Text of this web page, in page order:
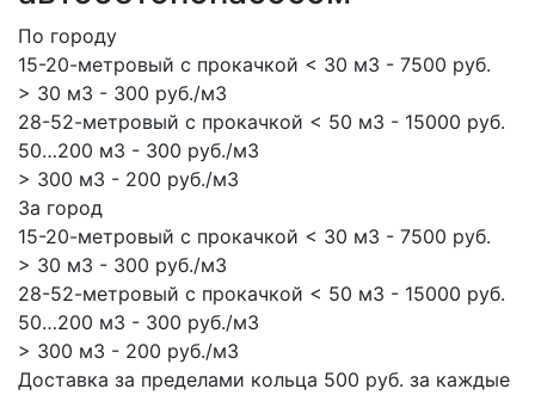
По городу
15-20-метровый с прокачкой < 30 м3 - 7500 руб.
> 30 м3 - 300 руб./м3
28-52-метровый с прокачкой < 50 м3 - 15000 руб.
50…200 м3 - 300 руб./м3
> 300 м3 - 200 руб./м3
За город
15-20-метровый с прокачкой < 30 м3 - 7500 руб.
> 30 м3 - 300 руб./м3
28-52-метровый с прокачкой < 50 м3 - 15000 руб.
50…200 м3 - 300 руб./м3
> 300 м3 - 200 руб./м3
Доставка за пределами кольца 500 руб. за каждые